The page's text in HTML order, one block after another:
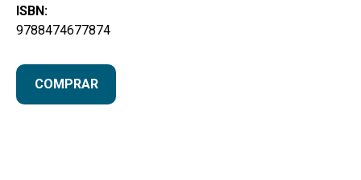
ISBN:
9788474677874
COMPRAR